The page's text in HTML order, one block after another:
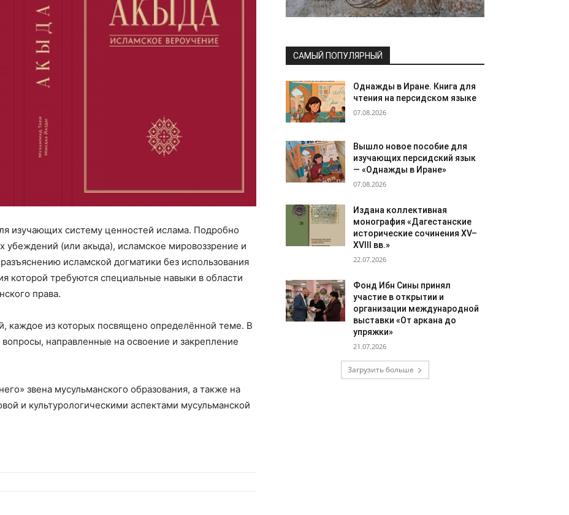
изучающих систему ценностей ислама. Подробно
убеждений (или акыда), исламское мировоззрение и
исламской догматики без использования
которой требуются специальные навыки в области
права.
каждое из которых посвящено определённой теме. В
направленные на освоение и закрепление
звена мусульманского образования, а также на
и культурологическими аспектами мусульманской
САМЫЙ ПОПУЛЯРНЫЙ
Однажды в Иране. Книга для
чтения на персидском языке
07.08.2026
Вышло новое пособие для
изучающих персидский язык
— «Однажды в Иране»
07.08.2026
Издана коллективная
монография «Дагестанские
исторические сочинения XV–
XVIII вв.»
22.07.2026
Фонд Ибн Сины принял
участие в открытии и
организации международной
выставки «От аркана до
упряжки»
21.07.2026
Загрузить больше